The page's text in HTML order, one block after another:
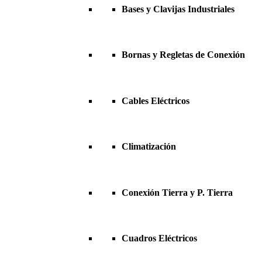
Bases y Clavijas Industriales
Bornas y Regletas de Conexión
Cables Eléctricos
Climatización
Conexión Tierra y P. Tierra
Cuadros Eléctricos